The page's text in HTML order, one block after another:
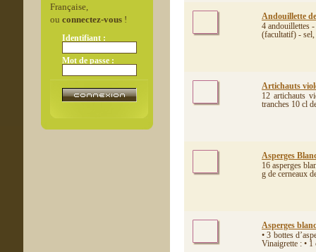
Française,
ou connectez-vous!
Identifiant :
Mot de passe :
Andouillette
4 andouillettes
(facultatif) -
Artichauts
12 artichauts
tranches 10 cl
Asperges
16 asperges
g de cerneaux
Asperges
• 3 bottes
Vinaigrette : •